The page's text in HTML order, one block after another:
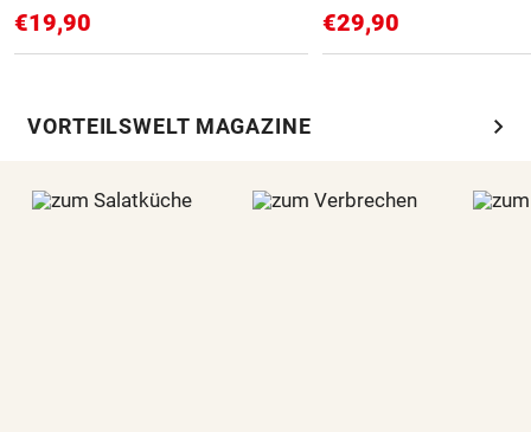
€19,90 €29,90
VORTEILSWELT MAGAZINE chevron_right